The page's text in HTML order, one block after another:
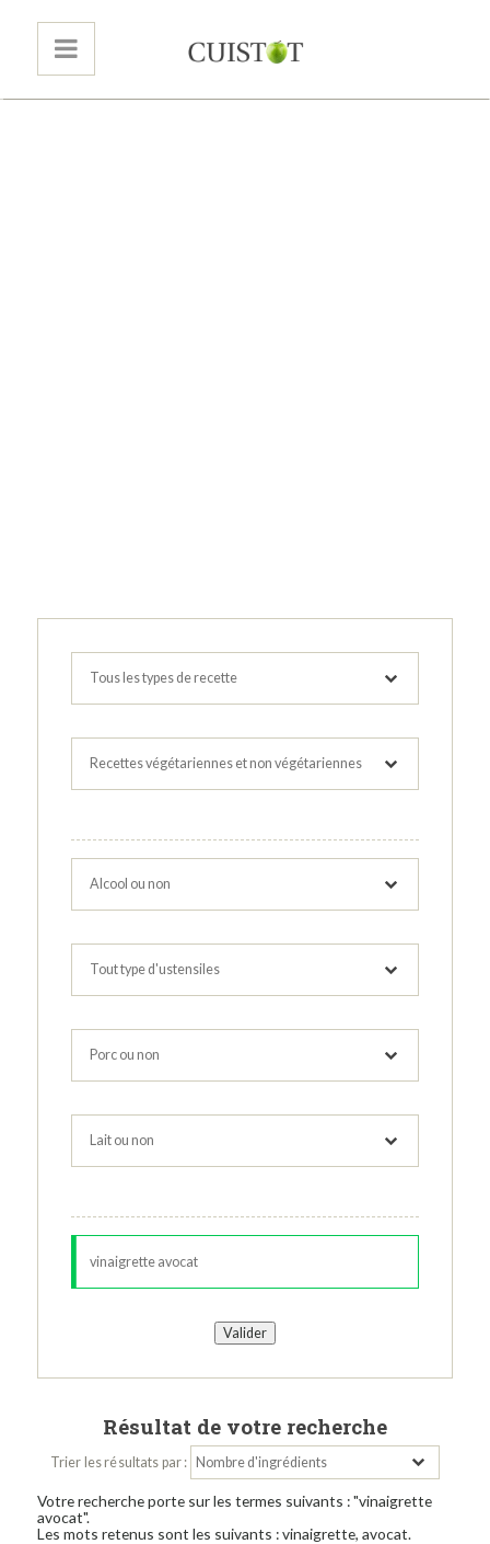
Résultat de votre recherche
Trier les résultats par :
Votre recherche porte sur les termes suivants : "vinaigrette
avocat".
Les mots retenus sont les suivants : vinaigrette, avocat.